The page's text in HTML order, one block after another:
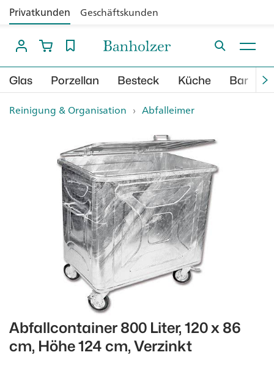
Privatkunden Geschäftskunden
Glas Porzellan Besteck Küche Bar
Reinigung & Organisation › Abfalleimer
Abfallcontainer 800 Liter, 120 x 86
cm, Höhe 124 cm, Verzinkt